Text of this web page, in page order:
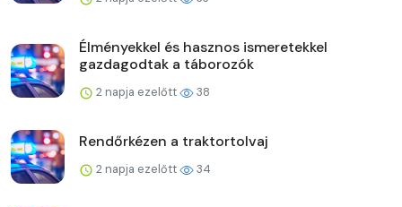
Élményekkel és hasznos ismeretekkel
gazdagodtak a táborozók
2 napja ezelőtt 38
Rendőrkézen a traktortolvaj
2 napja ezelőtt 34